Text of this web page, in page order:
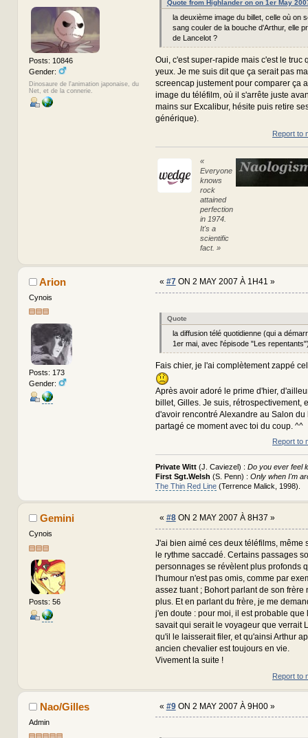
Posts: 10846
Gender:
Dinosaure de l'animation japonaise, du
Net, et de la connerie.
Quote from Highlander on on 1er May
la deuxième image du billet, celle où on
sang couler de la bouche d'Arthur, elle
de Lancelot ?
Oui, c'est super-rapide mais c'est le truc
yeux. Je me suis dit que ça serait pas
screencap justement pour comparer ça
image du téléfilm, où il s'arrête juste
mains sur Excalibur, hésite puis retire
générique).
Report to
«
Everyone
knows
rock
attained
perfection
in 1974.
It's a
scientific
fact. »
Arion
Cynois
Posts: 173
Gender:
« #7ON 2 MAY 2007 À 1H41 »
Quote
la diffusion télé quotidienne (qui a
1er mai, avec l'épisode "Les
Fais chier, je l'ai complètement zappé
Après avoir adoré le prime d'hier,
billet, Gilles. Je suis, rétrospectivement,
d'avoir rencontré Alexandre au Salon du
partagé ce moment avec toi du coup. ^^
Report to
Private Witt(J. Caviezel) : Do you ever feel
First Sgt.Welsh (S. Penn) : Only when I'm
The Thin Red Line(Terrence Malick, 1998).
Gemini
Cynois
Posts: 56
« #8ON 2 MAY 2007 À 8H37 »
J'ai bien aimé ces deux téléfilms, même
le rythme saccadé. Certains passages
personnages se révèlent plus profonds
l'humour n'est pas omis, comme par
assez tuant ; Bohort parlant de son frère
plus. Et en parlant du frère, je me
j'en doute : pour moi, il est probable que
savait qui serait le voyageur que verrait
qu'il le laisserait filer, et qu'ainsi Arthur
ancien chevalier est toujours en vie.
Vivement la suite !
Report to
Nao/Gilles
Admin
« #9ON 2 MAY 2007 À 9H00 »